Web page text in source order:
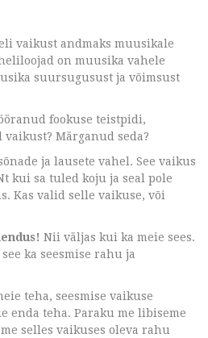
vaikust andmaks muusikale
on muusika vahele
suursugusust ja võimsust
fookuse teistpidi,
Märganud seda?
ja lausete vahel. See vaikus
kui sa tuled koju ja seal pole
Kas valid selle vaikuse, või
Nii väljas kui ka meie sees.
ka seesmise rahu ja
teha, seesmise vaikuse
enda teha. Paraku me libiseme
selles vaikuses oleva rahu